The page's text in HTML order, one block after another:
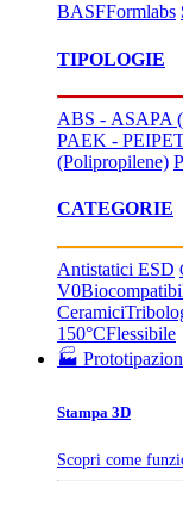
BASFFormlabs
TIPOLOGIE
ABS - ASAPA
PAEK - PEI
(Polipropilene)
CATEGORIE
Antistatici ESD
V0
Ceramici
150°CFlessibile
🏭
Stampa 3D
Scopri come